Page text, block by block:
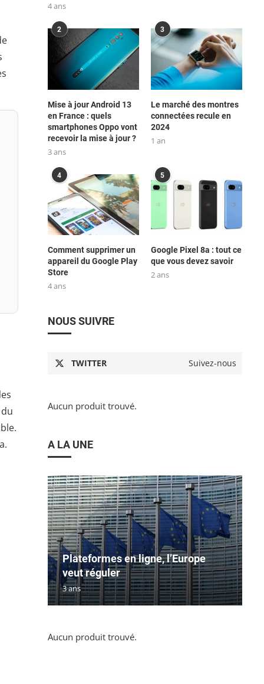
4 ans
2
Mise à jour Android 13
en France : quels
smartphones Oppo vont
recevoir la mise à jour ?
3 ans
3
Le marché des montres
connectées recule en
2024
1 an
4
Comment supprimer un
appareil du Google Play
Store
4 ans
5
Google Pixel 8a : tout ce
que vous devez savoir
2 ans
NOUS SUIVRE
TWITTER Suivez-nous
Aucun produit trouvé.
A LA UNE
Plateformes en ligne, l’Europe
veut réguler
3 ans
Aucun produit trouvé.